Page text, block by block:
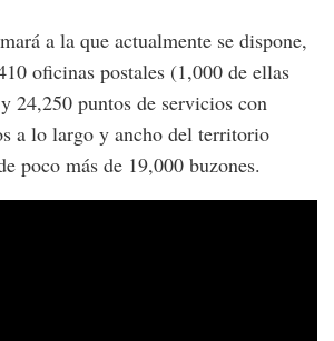
a la que actualmente se dispone,
oficinas postales (1,000 de ellas
24,250 puntos de servicios con
a lo largo y ancho del territorio
poco más de 19,000 buzones.